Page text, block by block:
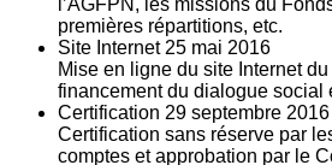
l’AGFPN, les missions du
premières répartitions, etc.
Site Internet 25 mai 2016
Mise en ligne du site Internet
financement du dialogue social
Certification 29 septembre 2016
Certification sans réserve par
comptes et approbation par le